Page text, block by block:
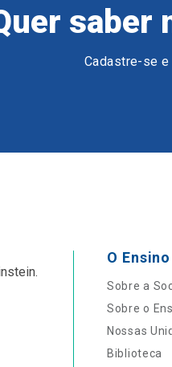
saber
Cadastre-se
O
Sobre a
Sobre o
Nossas
Biblioteca